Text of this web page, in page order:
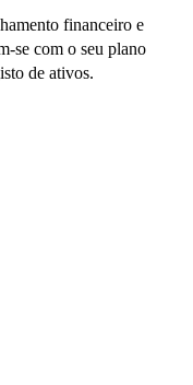
financeiro e
se com o seu plano
de ativos.